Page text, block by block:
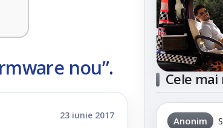
nou”.
23 iunie 2017
Cele
Anonim